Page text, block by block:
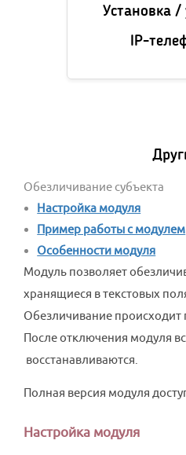
Установка
IP-
Обезличивание субъекта
Настройка модуля
Пример работы с модулем
Особенности модуля
Модуль позволяет
хранящиеся в текстовых
Обезличивание происходит
После отключения модуля
восстанавливаются.
Полная версия модуля
Настройка модуля